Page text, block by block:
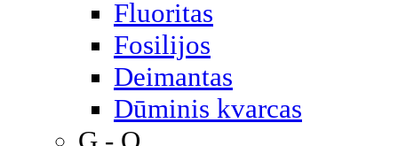
Fluoritas
Fosilijos
Deimantas
Dūminis kvarcas